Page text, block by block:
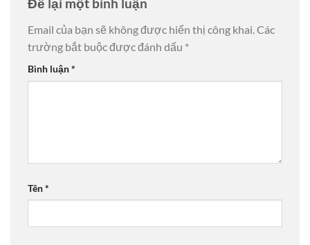
Để lại một bình luận
Email của bạn sẽ không được hiển thị công khai. Các
trường bắt buộc được đánh dấu *
Bình luận*
Tên*